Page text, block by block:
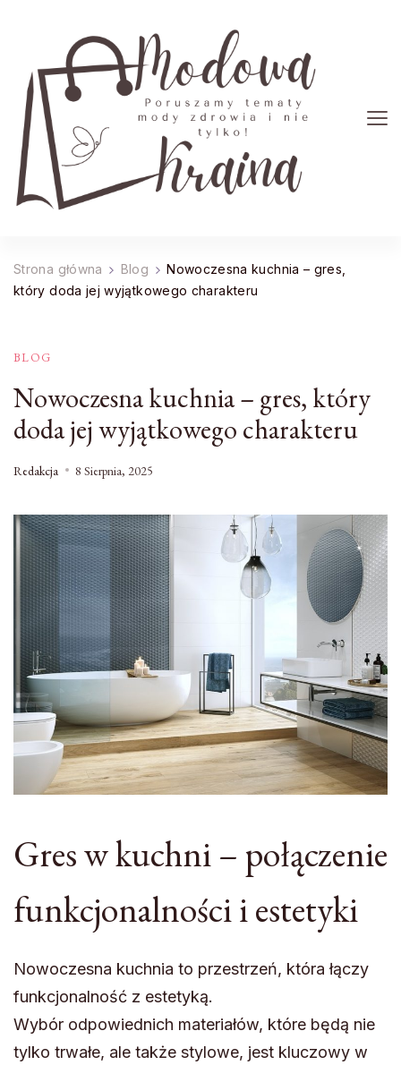
Strona główna Blog
Nowoczesna kuchnia – gres,
który doda jej wyjątkowego charakteru
BLOG
Nowoczesna kuchnia – gres, który
doda jej wyjątkowego charakteru
Redakcja 8 Sierpnia, 2025
Gres w kuchni – połączenie
funkcjonalności i estetyki
Nowoczesna kuchnia to przestrzeń, która łączy
funkcjonalność z estetyką.
Wybór odpowiednich materiałów, które będą nie
tylko trwałe, ale także stylowe, jest kluczowy w